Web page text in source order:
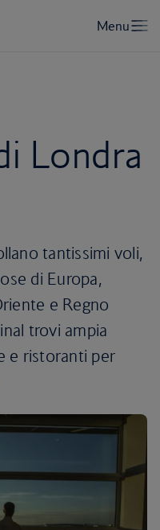
Londra
tantissimi voli,
di Europa,
e Regno
trovi ampia
e ristoranti per